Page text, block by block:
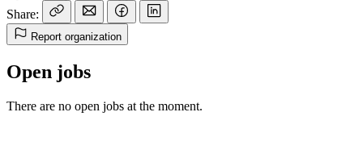
Share:
Report organization
Open jobs
There are no open jobs at the moment.